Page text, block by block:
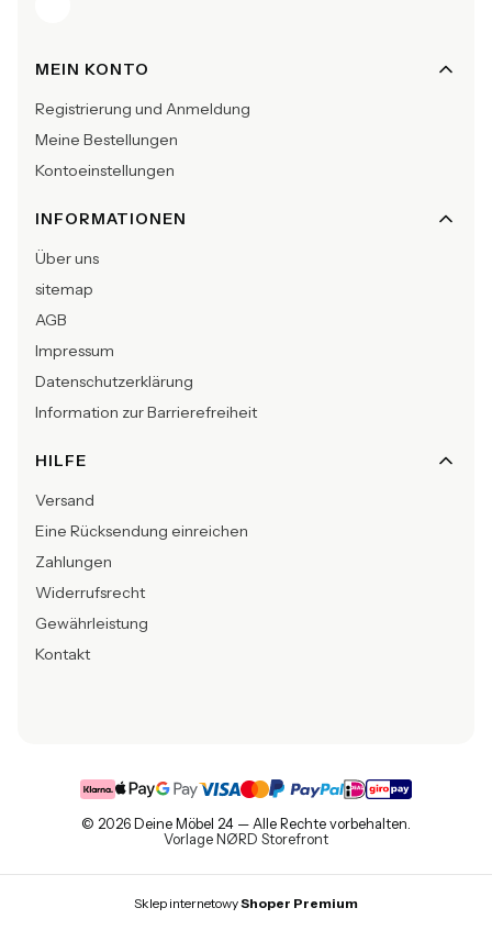
Fußzeilenmenü
MEIN KONTO
Registrierung und Anmeldung
Meine Bestellungen
Kontoeinstellungen
INFORMATIONEN
Über uns
sitemap
AGB
Impressum
Datenschutzerklärung
Information zur Barrierefreiheit
HILFE
Versand
Eine Rücksendung einreichen
Zahlungen
Widerrufsrecht
Gewährleistung
Kontakt
© 2026 Deine Möbel 24 — Alle Rechte vorbehalten.
Vorlage NØRD Storefront
Sklep internetowyShoper Premium